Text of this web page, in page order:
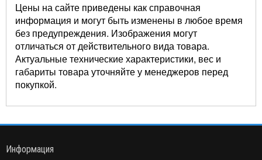
Цены на сайте приведены как справочная
информация и могут быть изменены в любое время
без предупреждения. Изображения могут
отличаться от действительного вида товара.
Актуальные технические характеристики, вес и
габариты товара уточняйте у менеджеров перед
покупкой.
Информация